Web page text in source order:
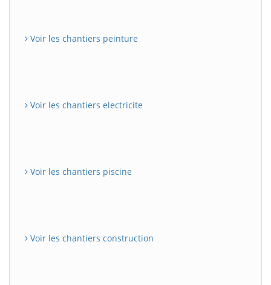
Voir les chantiers peinture
Voir les chantiers electricite
Voir les chantiers piscine
Voir les chantiers construction